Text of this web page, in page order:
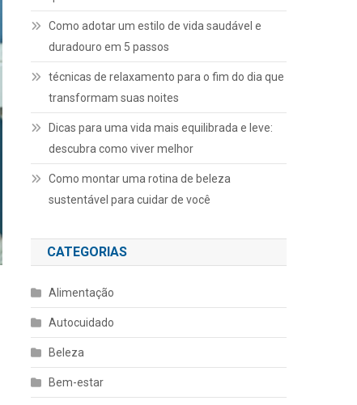
Como adotar um estilo de vida saudável e
duradouro em 5 passos
técnicas de relaxamento para o fim do dia que
transformam suas noites
Dicas para uma vida mais equilibrada e leve:
descubra como viver melhor
Como montar uma rotina de beleza
sustentável para cuidar de você
CATEGORIAS
Alimentação
Autocuidado
Beleza
Bem-estar